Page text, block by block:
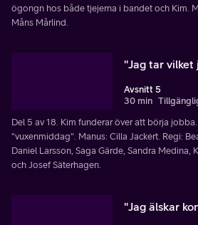
ögongn hos både tjejerna i bandet och Kim.
Måns Mårlind.
"Jag tar vilket
Avsnitt 5
30 min
Del 5 av 18. Kim funderar över att börja
"vuxenmiddag". Manus: Cilla Jackert. Regi:
Daniel Larsson, Saga Gärde, Sandra Medina,
och Josef Säterhagen.
"Jag älskar